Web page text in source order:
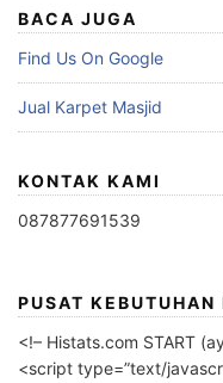
BACA JUGA
Find Us On Google
Jual Karpet Masjid
KONTAK KAMI
087877691539
PUSAT KEBUTUHAN
<!– Histats.com START
<script type=”text/